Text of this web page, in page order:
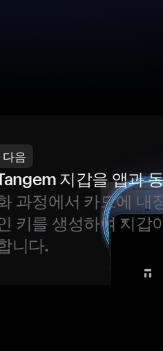
다음
지갑을 앱과
과정에서 카드에 내
키를 생성하여 지갑
니다.